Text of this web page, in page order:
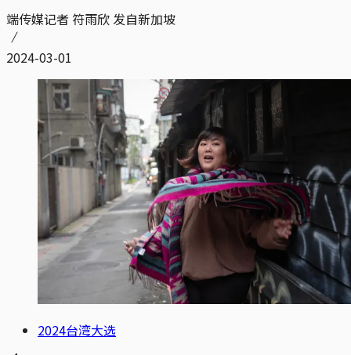
端传媒记者 符雨欣 发自新加坡
2024-03-01
2024台湾大选